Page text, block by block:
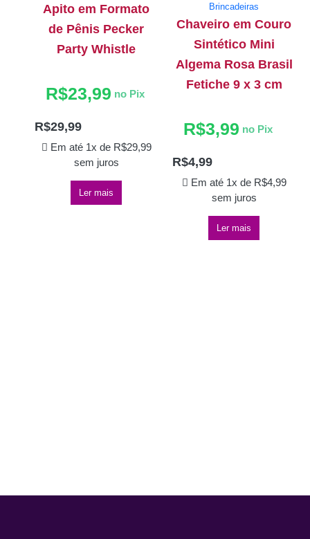
Apito em Formato
de Pênis Pecker
Party Whistle
R$29,99
Em até 1x de R$29,99
sem juros
R$23,99 no Pix
Ler mais
Brincadeiras
Chaveiro em Couro
Sintético Mini
Algema Rosa Brasil
Fetiche 9 x 3 cm
R$4,99
Em até 1x de R$4,99
sem juros
R$3,99 no Pix
Ler mais